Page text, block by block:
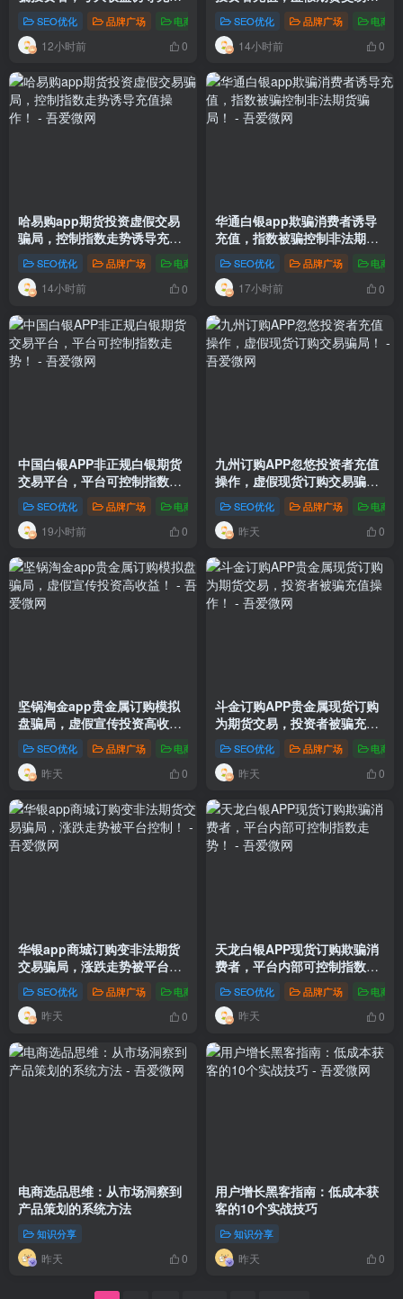
SEO优化 品牌广场 电商新闻 # 大浪淘金 亏损 被骗 期货
12小时前 0
SEO优化 品牌广场 电商新
14小时前 0
哈易购app期货投资虚假交易
骗局，控制指数走势诱导充值
操作！SEO优化 品牌广场 电商新闻 # 哈易购 亏损 被骗 期货
14小时前 0
华通白银app欺骗消费者诱导
充值，指数被骗控制非法期货
骗局！SEO优化 品牌广场 电商新
17小时前 0
中国白银APP非正规白银期货
交易平台，平台可控制指数走
SEO优化 品牌广场 电商新闻 # 中国白银 亏损 被骗 期货
19小时前 0
九州订购APP忽悠投资者充值
操作，虚假现货订购交易骗
SEO优化 品牌广场 电商新
昨天 0
坚锅淘金app贵金属订购模拟
盘骗局，虚假宣传投资高收
益！SEO优化 品牌广场 电商新闻 # 坚锅淘金 亏损 被骗 贵金属
昨天 0
斗金订购APP贵金属现货订购
为期货交易，投资者被骗充值
操作！SEO优化 品牌广场 电商新
昨天 0
华银app商城订购变非法期货
交易骗局，涨跌走势被平台控
SEO优化 品牌广场 电商新闻 # 华银 亏损 被骗 白银
昨天 0
天龙白银APP现货订购欺骗消
费者，平台内部可控制指数走
SEO优化 品牌广场 电商新
昨天 0
电商选品思维：从市场洞察到
产品策划的系统方法
知识分享
昨天 0
用户增长黑客指南：低成本获
客的10个实战技巧
知识分享
昨天 0